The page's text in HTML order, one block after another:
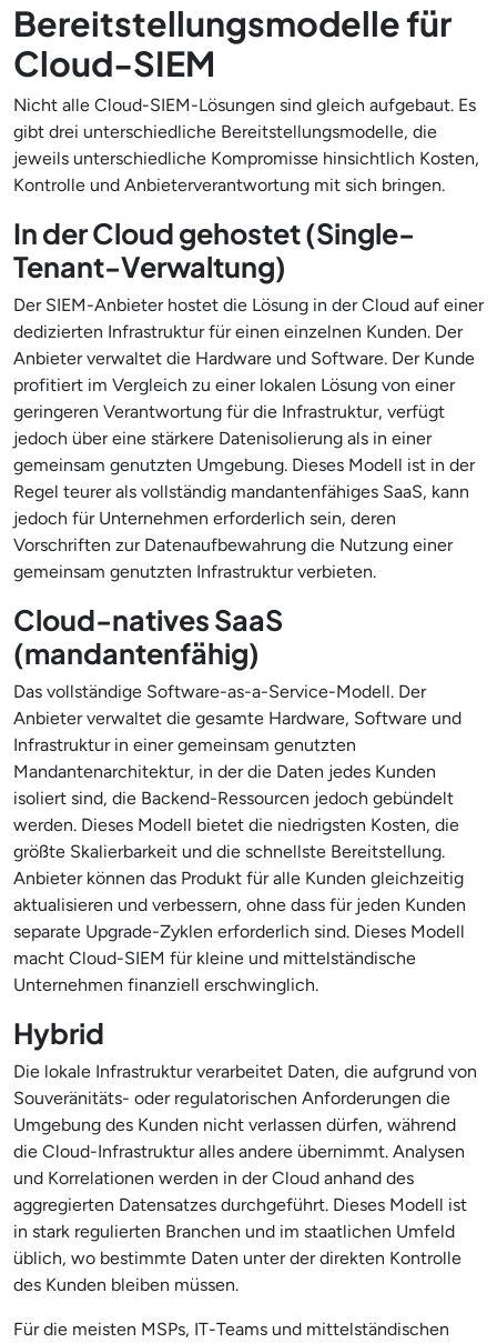
Bereitstellungsmodelle für
Cloud-SIEM
Nicht alle Cloud-SIEM-Lösungen sind gleich aufgebaut. Es
gibt drei unterschiedliche Bereitstellungsmodelle, die
jeweils unterschiedliche Kompromisse hinsichtlich Kosten,
Kontrolle und Anbieterverantwortung mit sich bringen.
In der Cloud gehostet (Single-
Tenant-Verwaltung)
Der SIEM-Anbieter hostet die Lösung in der Cloud auf einer
dedizierten Infrastruktur für einen einzelnen Kunden. Der
Anbieter verwaltet die Hardware und Software. Der Kunde
profitiert im Vergleich zu einer lokalen Lösung von einer
geringeren Verantwortung für die Infrastruktur, verfügt
jedoch über eine stärkere Datenisolierung als in einer
gemeinsam genutzten Umgebung. Dieses Modell ist in der
Regel teurer als vollständig mandantenfähiges SaaS, kann
jedoch für Unternehmen erforderlich sein, deren
Vorschriften zur Datenaufbewahrung die Nutzung einer
gemeinsam genutzten Infrastruktur verbieten.
Cloud-natives SaaS
(mandantenfähig)
Das vollständige Software-as-a-Service-Modell. Der
Anbieter verwaltet die gesamte Hardware, Software und
Infrastruktur in einer gemeinsam genutzten
Mandantenarchitektur, in der die Daten jedes Kunden
isoliert sind, die Backend-Ressourcen jedoch gebündelt
werden. Dieses Modell bietet die niedrigsten Kosten, die
größte Skalierbarkeit und die schnellste Bereitstellung.
Anbieter können das Produkt für alle Kunden gleichzeitig
aktualisieren und verbessern, ohne dass für jeden Kunden
separate Upgrade-Zyklen erforderlich sind. Dieses Modell
macht Cloud-SIEM für kleine und mittelständische
Unternehmen finanziell erschwinglich.
Hybrid
Die lokale Infrastruktur verarbeitet Daten, die aufgrund von
Souveränitäts- oder regulatorischen Anforderungen die
Umgebung des Kunden nicht verlassen dürfen, während
die Cloud-Infrastruktur alles andere übernimmt. Analysen
und Korrelationen werden in der Cloud anhand des
aggregierten Datensatzes durchgeführt. Dieses Modell ist
in stark regulierten Branchen und im staatlichen Umfeld
üblich, wo bestimmte Daten unter der direkten Kontrolle
des Kunden bleiben müssen.
Für die meisten MSPs, IT-Teams und mittelständischen